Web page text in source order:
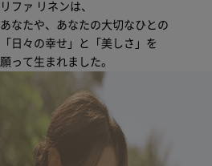
リファ リネンは、
あなたや、あなたの大切なひとの
「日々の幸せ」と「美しさ」を
願って生まれました。